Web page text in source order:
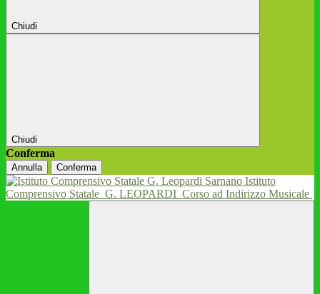
Chiudi
Chiudi
Conferma
Annulla Conferma
Istituto
Comprensivo Statale G. LEOPARDI Corso ad Indirizzo Musicale